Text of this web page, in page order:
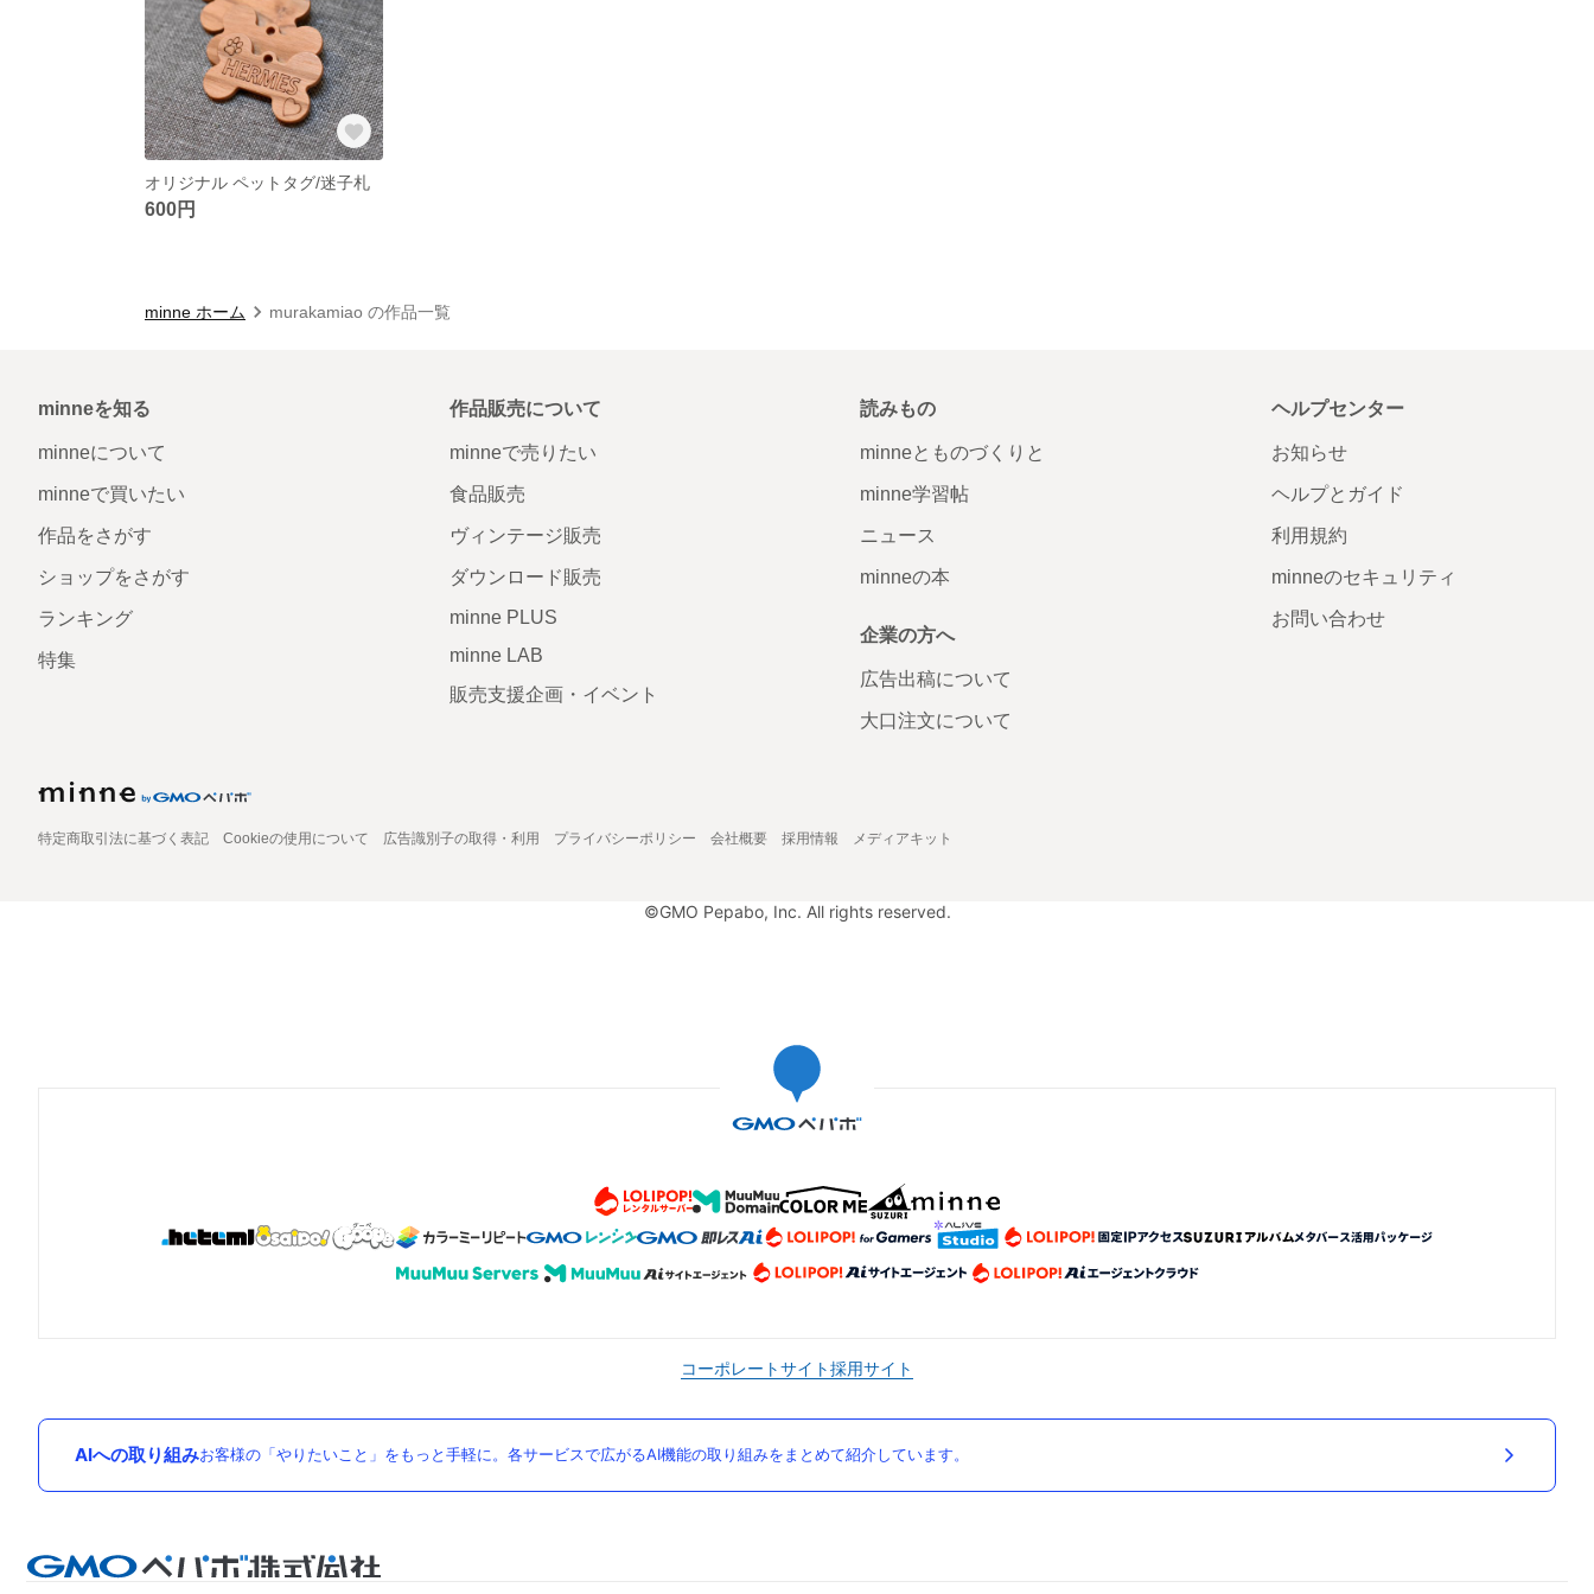
オリジナル ペットタグ/迷子札
600円
minne ホーム murakamiao の作品一覧
minneを知る
minneについて
minneで買いたい
作品をさがす
ショップをさがす
ランキング
特集
作品販売について
minneで売りたい
食品販売
ヴィンテージ販売
ダウンロード販売
minne PLUS
minne LAB
販売支援企画・イベント
読みもの
minneとものづくりと
minne学習帖
ニュース
minneの本
企業の方へ
広告出稿について
大口注文について
ヘルプセンター
お知らせ
ヘルプとガイド
利用規約
minneのセキュリティ
お問い合わせ
特定商取引法に基づく表記 Cookieの使用について 広告識別子の取得・利用 プライバシーポリシー 会社概要 採用情報 メディアキット
©GMO Pepabo, Inc. All rights reserved.
コーポレートサイト採用サイト
AIへの取り組みお客様の「やりたいこと」をもっと手軽に。各サービスで広がるAI機能の取り組みをまとめて紹介しています。